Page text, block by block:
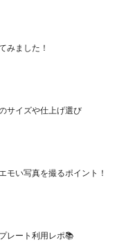
みました！
サイズや仕上げ選び
モい写真を撮るポイント！
レート利用レポ📚